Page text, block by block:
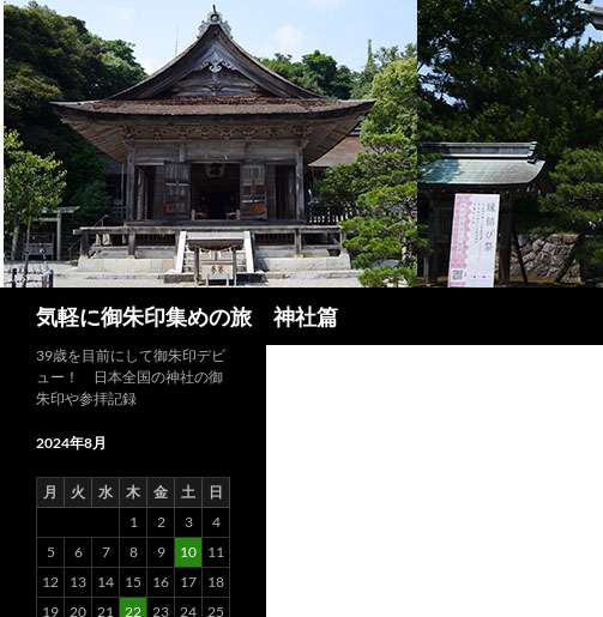
コ
ン
テ
ン
ツ
へ
ス
キ
ッ
プ
気軽に御朱印集めの旅 神社篇
39歳を目前にして御朱印デビ
ュー！ 日本全国の神社の御
朱印や参拝記録
2024年8月
月 火 水 木 金 土
日
1
2 3
4
5
6 7 8 9 10
11
12
13 14 15 16 17
18
19 20 21 22 23 24 25